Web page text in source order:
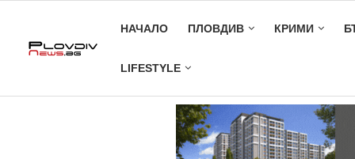
НАЧАЛО ПЛОВДИВ КРИМИ
LIFESTYLE